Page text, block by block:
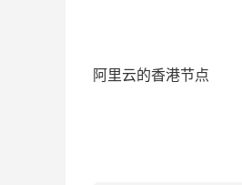
阿里云的香港节点